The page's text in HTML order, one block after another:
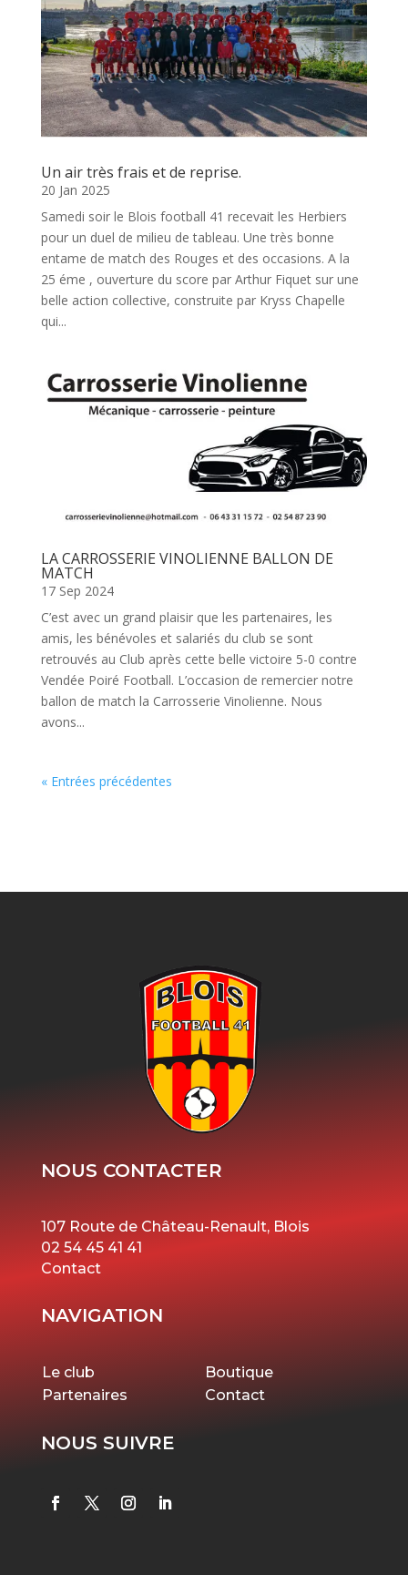
Un air très frais et de reprise.
20 Jan 2025
Samedi soir le Blois football 41 recevait les Herbiers
pour un duel de milieu de tableau. Une très bonne
entame de match des Rouges et des occasions. A la
25 éme , ouverture du score par Arthur Fiquet sur une
belle action collective, construite par Kryss Chapelle
qui...
LA CARROSSERIE VINOLIENNE BALLON DE
MATCH
17 Sep 2024
C’est avec un grand plaisir que les partenaires, les
amis, les bénévoles et salariés du club se sont
retrouvés au Club après cette belle victoire 5-0 contre
Vendée Poiré Football. L’occasion de remercier notre
ballon de match la Carrosserie Vinolienne. Nous
avons...
« Entrées précédentes
NOUS CONTACTER
107 Route de Château-Renault, Blois
02 54 45 41 41
Contact
NAVIGATION
Le club
Boutique
Partenaires
Contact
NOUS SUIVRE